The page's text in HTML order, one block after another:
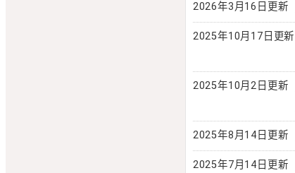
2026年3月16日更新
2025年10月17日更新
2025年10月2日更新
2025年8月14日更新
2025年7月14日更新